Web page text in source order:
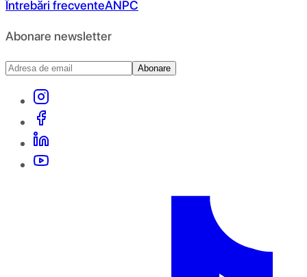
Întrebări frecventeANPC
Abonare newsletter
Abonare